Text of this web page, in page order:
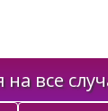
все